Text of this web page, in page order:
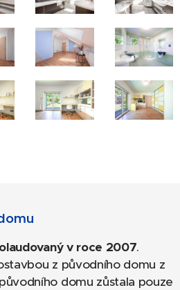
v roce 2007.
z původního domu z
domu zůstala pouze